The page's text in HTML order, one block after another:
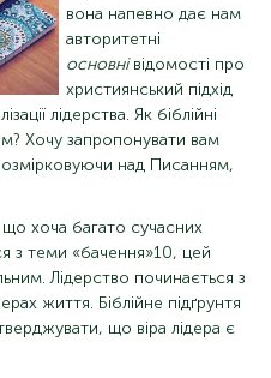
вона напевно дає нам
авторитетні
основнівідомості про
християнський підхід
лідерства. Як біблійні
Хочу запропонувати вам
над Писанням,
хоча багато сучасних
з теми «бачення»10, цей
Лідерство починається з
життя. Біблійне підґрунтя
що віра лідера є